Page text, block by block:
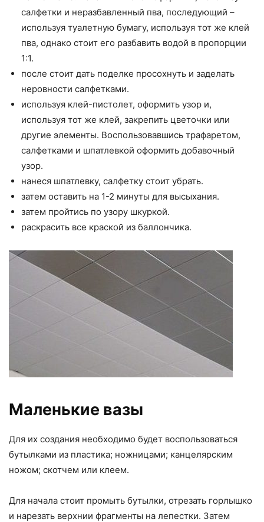
салфетки и неразбавленный пва, последующий –
используя туалетную бумагу, используя тот же клей
пва, однако стоит его разбавить водой в пропорции
1:1.
после стоит дать поделке просохнуть и заделать
неровности салфетками.
используя клей-пистолет, оформить узор и,
используя тот же клей, закрепить цветочки или
другие элементы. Воспользовавшись трафаретом,
салфетками и шпатлевкой оформить добавочный
узор.
нанеся шпатлевку, салфетку стоит убрать.
затем оставить на 1-2 минуты для высыхания.
затем пройтись по узору шкуркой.
раскрасить все краской из баллончика.
Маленькие вазы
Для их создания необходимо будет воспользоваться
бутылками из пластика; ножницами; канцелярским
ножом; скотчем или клеем.
Для начала стоит промыть бутылки, отрезать горлышко
и нарезать верхнии фрагменты на лепестки. Затем